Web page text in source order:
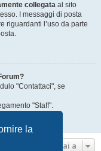
la
collegata al sito
I messaggi di posta
riguardanti l’uso da parte
"Contattaci", se
"Staff".
Vai a